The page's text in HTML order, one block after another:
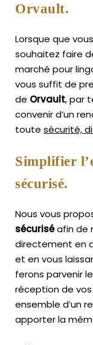
Orvault.
Lorsque que
souhaitez faire
marché pour
vous suffit de
de Orvault, par
convenir d’un
toute sécurité,
Simplifier
sécurisé.
Nous vous
sécuriséafin de
directement en
et en vous
ferons parvenir
réception de
ensemble d’un
apporter la